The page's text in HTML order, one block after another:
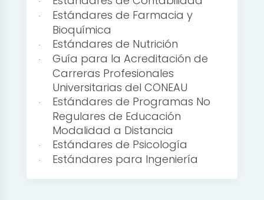
·
Estándares de Farmacia y
Bioquímica
· Estándares de Nutrición
·
Guía para la Acreditación de
Carreras Profesionales
Universitarias del CONEAU
·
Estándares de Programas No
Regulares de Educación
Modalidad a Distancia
· Estándares de Psicología
· Estándares para Ingeniería